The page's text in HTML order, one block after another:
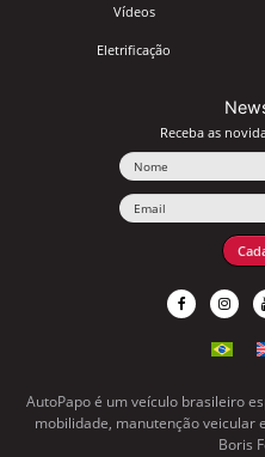
Vídeos
Eletrificação
Receba as
AutoPapo é um veículo brasileiro
mobilidade, manutenção veicular
Boris